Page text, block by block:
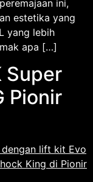
ini,
estetika yang
yang lebih
apa […]
Super
Pionir